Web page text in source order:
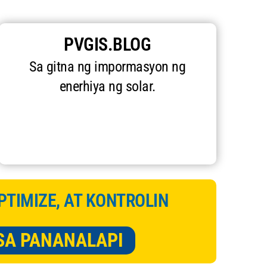
PVGIS.BLOG
Sa gitna ng impormasyon ng
enerhiya ng solar.
AT KONTROLIN
PANANALAPI